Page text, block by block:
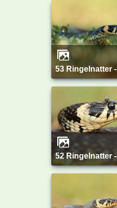
53 Ringelnatter
52 Ringelnatter